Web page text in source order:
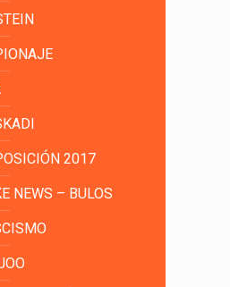
2017
NEWS – BULOS